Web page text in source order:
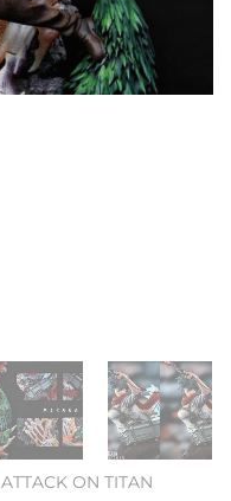
ATTACK ON TITAN